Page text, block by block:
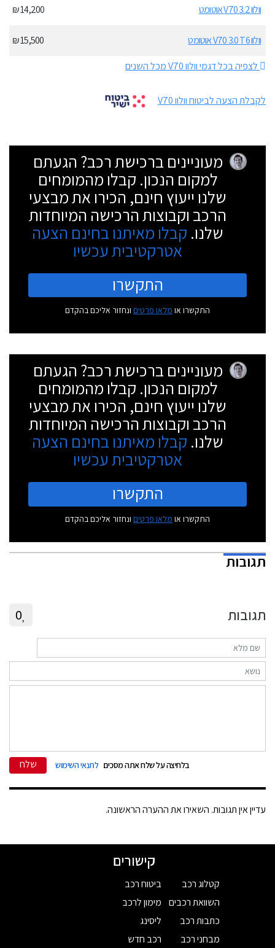
וולוו V70 3.2 אוטומט
14,200 ₪
וולוו V70 3.0 T6 אוטומט
15,500 ₪
לצפיה בכל דגמי וולוו V70 מכל השנים
לקבלת הצעה לביטוח וולוו V70
מעוניינים ברכישת רכב? הגעתם
למקום הנכון. קבלו מהמומחים
שלנו ייעוץ חינם, הכירו את מבצעי
הרכב וקבוצות הרכישה המיוחדות
שלנו. קבלו מאיתנו בחינם הצעה
אטרקטיבית עכשיו
התקשרו
התקשרו או מלאו פרטים ונחזור אליכם בהקדם
מעוניינים ברכישת רכב? הגעתם
למקום הנכון. קבלו מהמומחים
שלנו ייעוץ חינם, הכירו את מבצעי
הרכב וקבוצות הרכישה המיוחדות
שלנו. קבלו מאיתנו בחינם הצעה
אטרקטיבית עכשיו
התקשרו
התקשרו או מלאו פרטים ונחזור אליכם בהקדם
תגובות
תגובות 0
בלחיצה על שלח אתה מסכים לתנאי השימוש שלח
עדיין אין תגובות. השאירו את ההערה הראשונה.
קישורים
קטלוג רכב
השוואת רכבים
כתבות רכב
מבחני רכב
ביטוח רכב
מימון לרכב
ליסינג
רכב חדש